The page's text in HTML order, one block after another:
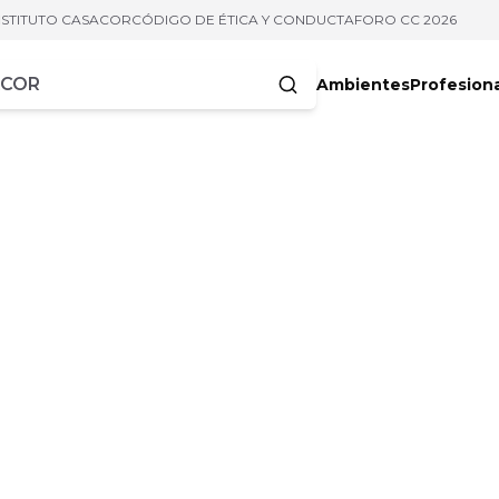
CASACORCÓDIGO DE ÉTICA Y CONDUCTAFORO CC 2026
Ambientes